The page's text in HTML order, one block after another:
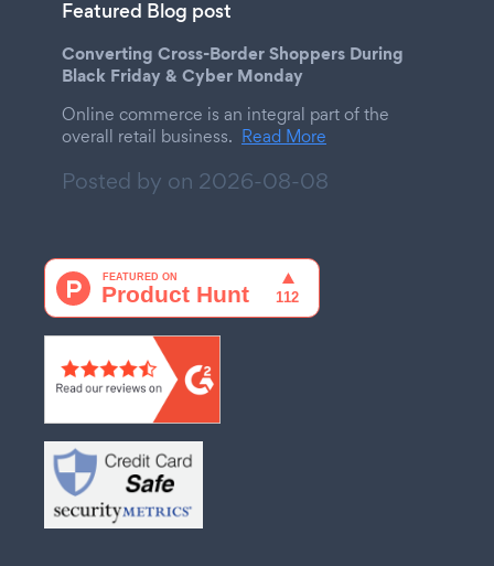
Featured Blog post
Converting Cross-Border Shoppers During
Black Friday & Cyber Monday
Online commerce is an integral part of the
overall retail business. Read More
Posted by on 2026-08-08